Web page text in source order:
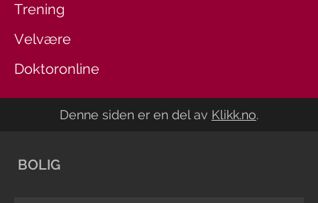
Trening
Velvære
Doktoronline
Denne siden er en del av Klikk.no.
BOLIG